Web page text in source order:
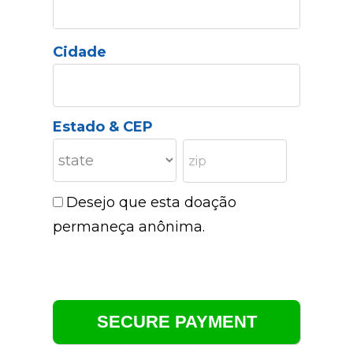
Cidade
Estado & CEP
Desejo que esta doação
permaneça anônima.